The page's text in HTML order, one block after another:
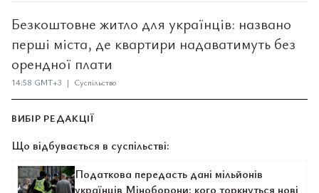
Безкоштовне житло для українців: названо
перші міста, де квартири надаватимуть без
орендної плати
14:58 GMT+3 | Суспільство
ВИБІР РЕДАКЦІЇ
Що відбувається в суспільстві:
Податкова передасть дані мільйонів
українців Міноборони: кого торкнуться нові